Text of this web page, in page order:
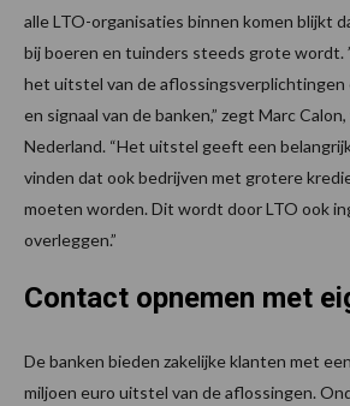
alle LTO-organisaties binnen komen blijkt
bij boeren en tuinders steeds grote wordt.
het uitstel van de aflossingsverplichtingen
en signaal van de banken,” zegt Marc
Nederland. “Het uitstel geeft een
vinden dat ook bedrijven met grotere
moeten worden. Dit wordt door LTO ook
overleggen.”
Contact opnemen met
De banken bieden zakelijke klanten met
miljoen euro uitstel van de aflossingen.